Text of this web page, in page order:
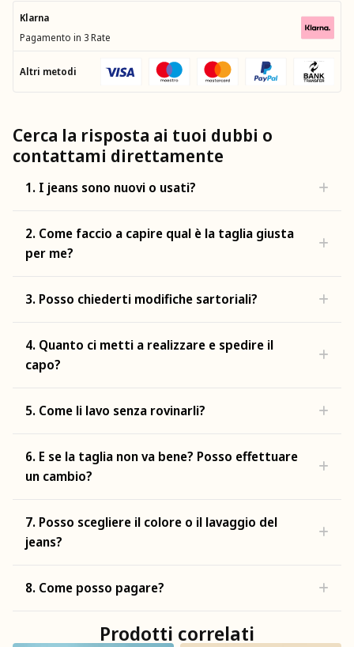
Klarna
Pagamento in 3 Rate
Altri metodi
Cerca la risposta ai tuoi dubbi o
contattami direttamente
1. I jeans sono nuovi o usati?
2. Come faccio a capire qual è la taglia giusta
per me?
3. Posso chiederti modifiche sartoriali?
4. Quanto ci metti a realizzare e spedire il
capo?
5. Come li lavo senza rovinarli?
6. E se la taglia non va bene? Posso effettuare
un cambio?
7. Posso scegliere il colore o il lavaggio del
jeans?
8. Come posso pagare?
Prodotti correlati